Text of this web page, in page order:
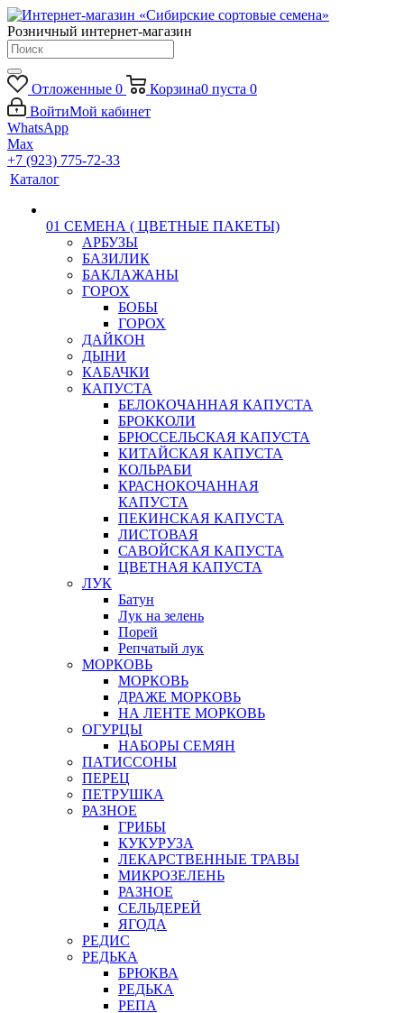
Розничный интернет-магазин
Отложенные 0 Корзина0 пуста 0
ВойтиМой кабинет
WhatsApp
Max
+7 (923) 775-72-33
Каталог
01 СЕМЕНА ( ЦВЕТНЫЕ ПАКЕТЫ)
АРБУЗЫ
БАЗИЛИК
БАКЛАЖАНЫ
ГОРОХ
БОБЫ
ГОРОХ
ДАЙКОН
ДЫНИ
КАБАЧКИ
КАПУСТА
БЕЛОКОЧАННАЯ КАПУСТА
БРОККОЛИ
БРЮССЕЛЬСКАЯ КАПУСТА
КИТАЙСКАЯ КАПУСТА
КОЛЬРАБИ
КРАСНОКОЧАННАЯ
КАПУСТА
ПЕКИНСКАЯ КАПУСТА
ЛИСТОВАЯ
САВОЙСКАЯ КАПУСТА
ЦВЕТНАЯ КАПУСТА
ЛУК
Батун
Лук на зелень
Порей
Репчатый лук
МОРКОВЬ
МОРКОВЬ
ДРАЖЕ МОРКОВЬ
НА ЛЕНТЕ МОРКОВЬ
ОГУРЦЫ
НАБОРЫ СЕМЯН
ПАТИССОНЫ
ПЕРЕЦ
ПЕТРУШКА
РАЗНОЕ
ГРИБЫ
КУКУРУЗА
ЛЕКАРСТВЕННЫЕ ТРАВЫ
МИКРОЗЕЛЕНЬ
РАЗНОЕ
СЕЛЬДЕРЕЙ
ЯГОДА
РЕДИС
РЕДЬКА
БРЮКВА
РЕДЬКА
РЕПА